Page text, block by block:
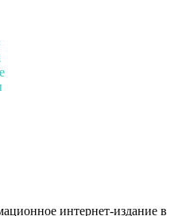
интернет-издание в